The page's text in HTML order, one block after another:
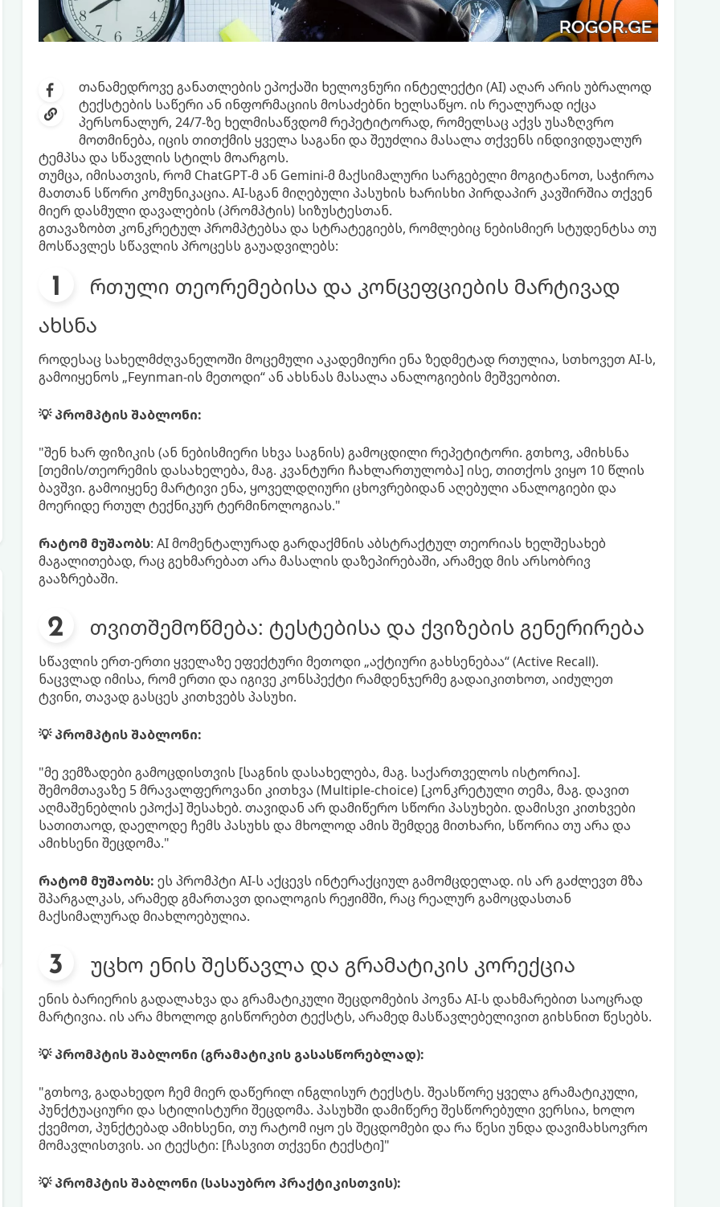
თანამედროვე განათლების ეპოქაში ხელოვნური ინტელექტი (AI) აღარ არის უბრალოდ
ტექსტების საწერი ან ინფორმაციის მოსაძებნი ხელსაწყო. ის რეალურად იქცა
პერსონალურ, 24/7-ზე ხელმისაწვდომ რეპეტიტორად, რომელსაც აქვს უსაზღვრო
მოთმინება, იცის თითქმის ყველა საგანი და შეუძლია მასალა თქვენს ინდივიდუალურ
ტემპსა და სწავლის სტილს მოარგოს.
თუმცა, იმისათვის, რომ ChatGPT-მ ან Gemini-მ მაქსიმალური სარგებელი მოგიტანოთ, საჭიროა
მათთან სწორი კომუნიკაცია. AI-სგან მიღებული პასუხის ხარისხი პირდაპირ კავშირშია თქვენ
მიერ დასმული დავალების (პრომპტის) სიზუსტესთან.
გთავაზობთ კონკრეტულ პრომპტებსა და სტრატეგიებს, რომლებიც ნებისმიერ სტუდენტსა თუ
მოსწავლეს სწავლის პროცესს გაუადვილებს:
რთული თეორემებისა და კონცეფციების მარტივად
ახსნა
როდესაც სახელმძღვანელოში მოცემული აკადემიური ენა ზედმეტად რთულია, სთხოვეთ AI-ს,
გამოიყენოს „Feynman-ის მეთოდი“ ან ახსნას მასალა ანალოგიების მეშვეობით.
💡 პრომპტის შაბლონი:
"შენ ხარ ფიზიკის (ან ნებისმიერი სხვა საგნის) გამოცდილი რეპეტიტორი. გთხოვ, ამიხსნა
[თემის/თეორემის დასახელება, მაგ. კვანტური ჩახლართულობა] ისე, თითქოს ვიყო 10 წლის
ბავშვი. გამოიყენე მარტივი ენა, ყოველდღიური ცხოვრებიდან აღებული ანალოგიები და
მოერიდე რთულ ტექნიკურ ტერმინოლოგიას."
რატომ მუშაობს: AI მომენტალურად გარდაქმნის აბსტრაქტულ თეორიას ხელშესახებ
მაგალითებად, რაც გეხმარებათ არა მასალის დაზეპირებაში, არამედ მის არსობრივ
გააზრებაში.
თვითშემოწმება: ტესტებისა და ქვიზების გენერირება
სწავლის ერთ-ერთი ყველაზე ეფექტური მეთოდი „აქტიური გახსენებაა“ (Active Recall).
ნაცვლად იმისა, რომ ერთი და იგივე კონსპექტი რამდენჯერმე გადაიკითხოთ, აიძულეთ
ტვინი, თავად გასცეს კითხვებს პასუხი.
💡 პრომპტის შაბლონი:
"მე ვემზადები გამოცდისთვის [საგნის დასახელება, მაგ. საქართველოს ისტორია].
შემომთავაზე 5 მრავალფეროვანი კითხვა (Multiple-choice) [კონკრეტული თემა, მაგ. დავით
აღმაშენებლის ეპოქა] შესახებ. თავიდან არ დამიწერო სწორი პასუხები. დამისვი კითხვები
სათითაოდ, დაელოდე ჩემს პასუხს და მხოლოდ ამის შემდეგ მითხარი, სწორია თუ არა და
ამიხსენი შეცდომა."
რატომ მუშაობს: ეს პრომპტი AI-ს აქცევს ინტერაქციულ გამომცდელად. ის არ გაძლევთ მზა
შპარგალკას, არამედ გმართავთ დიალოგის რეჟიმში, რაც რეალურ გამოცდასთან
მაქსიმალურად მიახლოებულია.
უცხო ენის შესწავლა და გრამატიკის კორექცია
ენის ბარიერის გადალახვა და გრამატიკული შეცდომების პოვნა AI-ს დახმარებით საოცრად
მარტივია. ის არა მხოლოდ გისწორებთ ტექსტს, არამედ მასწავლებელივით გიხსნით წესებს.
💡 პრომპტის შაბლონი (გრამატიკის გასასწორებლად):
"გთხოვ, გადახედო ჩემ მიერ დაწერილ ინგლისურ ტექსტს. შეასწორე ყველა გრამატიკული,
პუნქტუაციური და სტილისტური შეცდომა. პასუხში დამიწერე შესწორებული ვერსია, ხოლო
ქვემოთ, პუნქტებად ამიხსენი, თუ რატომ იყო ეს შეცდომები და რა წესი უნდა დავიმახსოვრო
მომავლისთვის. აი ტექსტი: [ჩასვით თქვენი ტექსტი]"
💡 პრომპტის შაბლონი (სასაუბრო პრაქტიკისთვის):